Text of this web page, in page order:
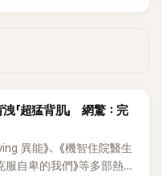
「超猛背肌」 網驚：完
異能》、《機智住院醫生
服自卑的我們》等多部熱門